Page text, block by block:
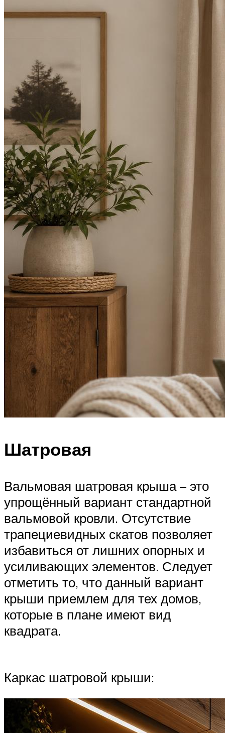
Шатровая
Вальмовая шатровая крыша – это
упрощённый вариант стандартной
вальмовой кровли. Отсутствие
трапециевидных скатов позволяет
избавиться от лишних опорных и
усиливающих элементов. Следует
отметить то, что данный вариант
крыши приемлем для тех домов,
которые в плане имеют вид
квадрата.
Каркас шатровой крыши: